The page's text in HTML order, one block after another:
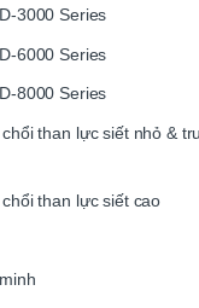
3000 Series
6000 Series
8000 Series
than lực siết nhỏ &
than lực siết cao